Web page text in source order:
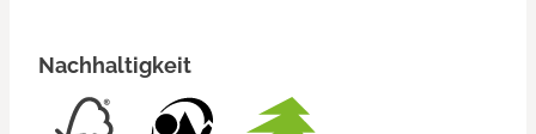
Nachhaltigkeit